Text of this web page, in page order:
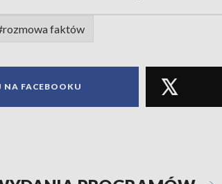
faktów
NA FACEBOOKU